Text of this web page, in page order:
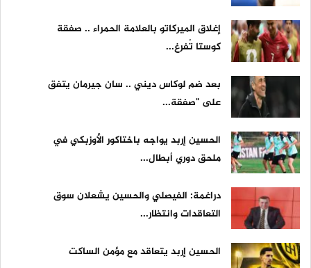
إغلاق الميركاتو بالعلامة الحمراء .. صفقة
كوستا تُفرغ...
بعد ضم لوكاس ديني .. سان جيرمان يتفق
على "صفقة...
الحسين إربد يواجه باختاكور الأوزبكي في
ملحق دوري أبطال...
دراغمة: الفيصلي والحسين يشعلان سوق
التعاقدات وانتظار...
الحسين إربد يتعاقد مع مؤمن الساكت